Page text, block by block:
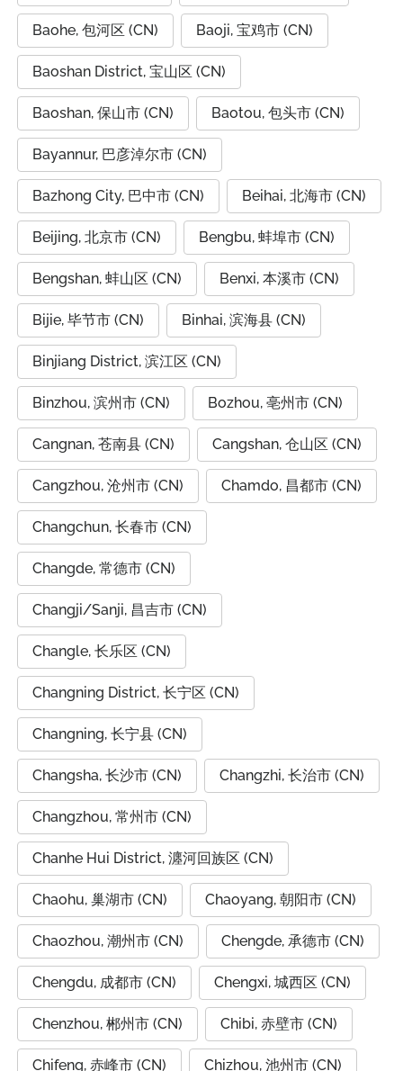
Baohe, 包河区 (CN) Baoji, 宝鸡市 (CN)
Baoshan District, 宝山区 (CN)
Baoshan, 保山市 (CN) Baotou, 包头市 (CN)
Bayannur, 巴彦淖尔市 (CN)
Bazhong City, 巴中市 (CN) Beihai, 北海市 (CN)
Beijing, 北京市 (CN) Bengbu, 蚌埠市 (CN)
Bengshan, 蚌山区 (CN) Benxi, 本溪市 (CN)
Bijie, 毕节市 (CN) Binhai, 滨海县 (CN)
Binjiang District, 滨江区 (CN)
Binzhou, 滨州市 (CN) Bozhou, 亳州市 (CN)
Cangnan, 苍南县 (CN) Cangshan, 仓山区 (CN)
Cangzhou, 沧州市 (CN) Chamdo, 昌都市 (CN)
Changchun, 长春市 (CN)
Changde, 常德市 (CN)
Changji/Sanji, 昌吉市 (CN)
Changle, 长乐区 (CN)
Changning District, 长宁区 (CN)
Changning, 长宁县 (CN)
Changsha, 长沙市 (CN) Changzhi, 长治市 (CN)
Changzhou, 常州市 (CN)
Chanhe Hui District, 瀍河回族区 (CN)
Chaohu, 巢湖市 (CN) Chaoyang, 朝阳市 (CN)
Chaozhou, 潮州市 (CN) Chengde, 承德市 (CN)
Chengdu, 成都市 (CN) Chengxi, 城西区 (CN)
Chenzhou, 郴州市 (CN) Chibi, 赤壁市 (CN)
Chifeng, 赤峰市 (CN) Chizhou, 池州市 (CN)